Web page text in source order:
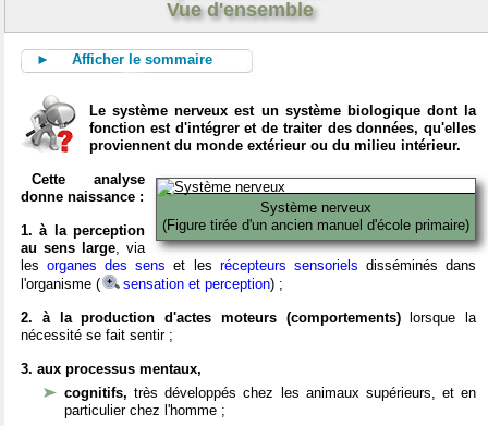
Vue d'ensemble
► Afficher le sommaire
Le système nerveux est un système biologique dont la
fonction est d'intégrer et de traiter des données, qu'elles
proviennent du monde extérieur ou du milieu intérieur.
Système nerveux
(Figure tirée d'un ancien manuel d'école primaire)
Cette analyse
donne naissance :
1. à la perception
au sens large, via
lesorganes des sens et les récepteurs sensoriels disséminés dans
l'organisme (
sensation et perception) ;
2. à la production d'actes moteurs (comportements)lorsque la
nécessité se fait sentir ;
3. aux processus mentaux,
cognitifs,très développés chez les animaux supérieurs, et en
particulier chez l'homme ;